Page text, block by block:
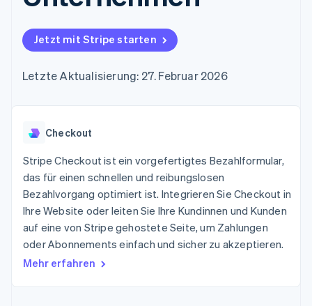
125
Terminal
Zahlungen vor Ort
Boost
Autorisierungsraten
Beschleunigter
Financial
Connections
Verbundene
Finanzdaten
Data Pipeline
Product roadmap
Geldmanagement
SaaS
Bewirtung, Reisen und
Freizeit
Versicherungen
Medien und
Unterhaltung
Gemeinnützige
Organisationen
Fachdienstleistungen
Öffentlicher Sektor
Einzelhandel
Marktplatz auf
Abonnementverwaltung
nutzungsbasierte
Abrechnung um
Karten ausgeben: So
Diensten mit Agenten
Ressourcen
App-Integrationen
Code-Beispiele
Entwickler-Blog
API-Status
Stripe Sessions
Karriere
Stripe Press
kontaktieren
Partner werden
Jetzt mit Stripe starten
Letzte Aktualisierung: 27. Februar 2026
Checkout
Stripe Checkout ist ein vorgefertigtes Bezahlformular,
das für einen schnellen und reibungslosen
Bezahlvorgang optimiert ist. Integrieren Sie Checkout in
Ihre Website oder leiten Sie Ihre Kundinnen und Kunden
auf eine von Stripe gehostete Seite, um Zahlungen
oder Abonnements einfach und sicher zu akzeptieren.
Mehr erfahren